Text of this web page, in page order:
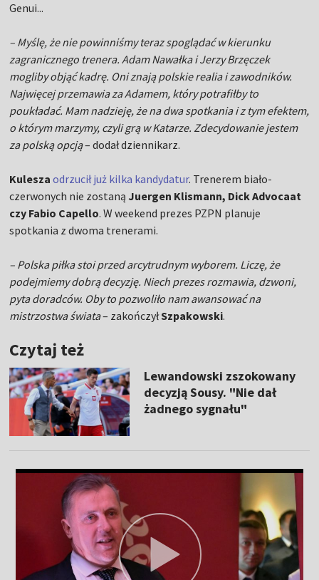
Genui...
– Myślę, że nie powinniśmy teraz spoglądać w kierunku
zagranicznego trenera. Adam Nawałka i Jerzy Brzęczek
mogliby objąć kadrę. Oni znają polskie realia i zawodników.
Najwięcej przemawia za Adamem, który potrafiłby to
poukładać. Mam nadzieję, że na dwa spotkania i z tym efektem,
o którym marzymy, czyli grą w Katarze. Zdecydowanie jestem
za polską opcją– dodał dziennikarz.
Kulesza odrzucił już kilka kandydatur. Trenerem biało-
czerwonych nie zostaną Juergen Klismann, Dick Advocaat
czy Fabio Capello. W weekend prezes PZPN planuje
spotkania z dwoma trenerami.
– Polska piłka stoi przed arcytrudnym wyborem. Liczę, że
podejmiemy dobrą decyzję. Niech prezes rozmawia, dzwoni,
pyta doradców. Oby to pozwoliło nam awansować na
mistrzostwa świata– zakończyłSzpakowski.
Czytaj też
Lewandowski zszokowany
decyzją Sousy. "Nie dał
żadnego sygnału"